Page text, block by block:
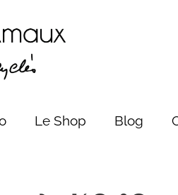
Le Shop Blog